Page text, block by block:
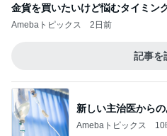
ネイボール 渋い顔
Amebaトピックス 1